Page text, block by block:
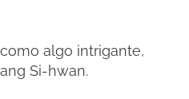
algo intrigante,
Si-hwan.